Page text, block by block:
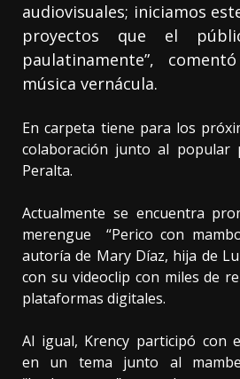
audiovisuales; iniciamos
proyectos que el
paulatinamente”,
música vernácula.
En carpeta tiene para los
colaboración junto al popular
Peralta.
Actualmente se encuentra
merengue “Perico con
autoría de Mary Díaz, hija de
con su videoclip con miles de
plataformas digitales.
Al igual, Krency participó con
en un tema junto al